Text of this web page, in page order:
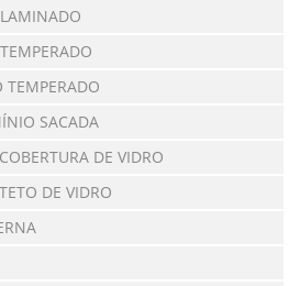
TEMPERADO
SACADA
DE VIDRO
DE VIDRO